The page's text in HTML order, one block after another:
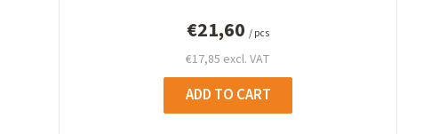
€17,85 excl. VAT
€21,60/ pcs
ADD TO CART